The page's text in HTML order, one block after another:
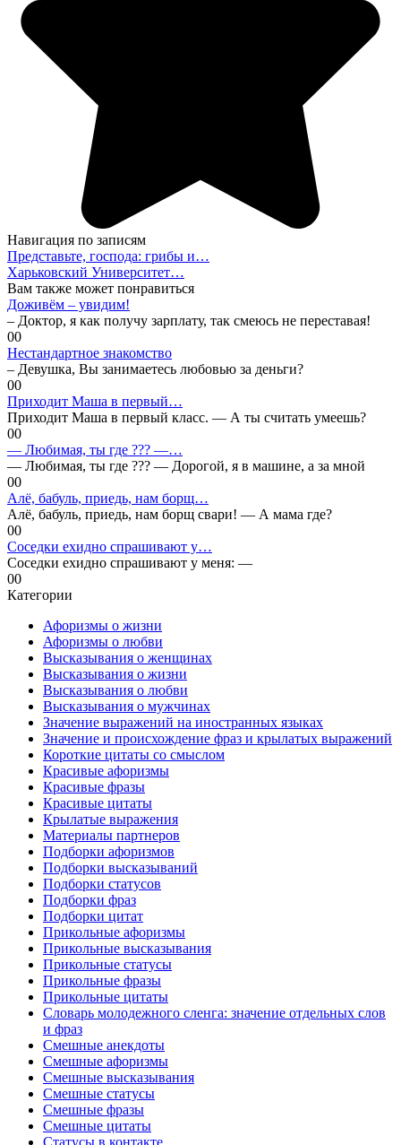
Навигация по записям
Представьте, господа: грибы и…
Харьковский Университет…
Вам также может понравиться
Доживём – увидим!
– Доктор, я как получу зарплату, так смеюсь не переставая!
00
Нестандартное знакомство
– Девушка, Вы занимаетесь любовью за деньги?
00
Приходит Маша в пеpвый…
Приходит Маша в пеpвый класс. — А ты считать умеешь?
00
— Любимая, ты где ??? —…
— Любимая, ты где ??? — Дорогой, я в машине, а за мной
00
Алё, бабуль, приедь, нам борщ…
Алё, бабуль, приедь, нам борщ свари! — А мама где?
00
Соседки ехидно спрашивают у…
Соседки ехидно спрашивают у меня: —
00
Категории
Афоризмы о жизни
Афоризмы о любви
Высказывания о женщинах
Высказывания о жизни
Высказывания о любви
Высказывания о мужчинах
Значение выражений на иностранных языках
Значение и происхождение фраз и крылатых выражений
Короткие цитаты со смыслом
Красивые афоризмы
Красивые фразы
Красивые цитаты
Крылатые выражения
Материалы партнеров
Подборки афоризмов
Подборки высказываний
Подборки статусов
Подборки фраз
Подборки цитат
Прикольные афоризмы
Прикольные высказывания
Прикольные статусы
Прикольные фразы
Прикольные цитаты
Словарь молодежного сленга: значение отдельных слов
и фраз
Смешные анекдоты
Смешные афоризмы
Смешные высказывания
Смешные статусы
Смешные фразы
Смешные цитаты
Статусы в контакте